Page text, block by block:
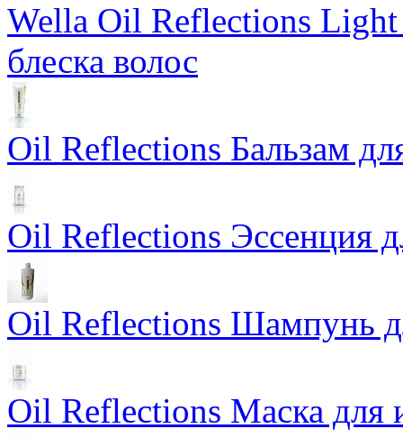
Wella Oil Reflections
блеска волос
Oil Reflections Бальзам
Oil Reflections Эссенция
Oil Reflections Шампунь
Oil Reflections Маска для